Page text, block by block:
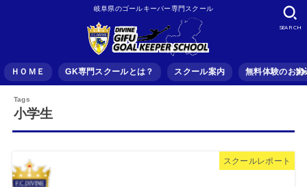
岐阜県のゴールキーパー専門スクール
ＨＯＭＥ GK専門スクールとは？ スクール案内 無料体験のお申
SEARCH
小学生
スクールレポート